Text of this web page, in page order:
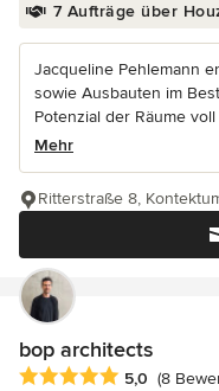
7 Aufträge über
Jacqueline Pehlemann
sowie Ausbauten im
Potenzial der Räume voll
Mehr
Ritterstraße 8,
bop architects
Durchschnittliche
5,0 (8